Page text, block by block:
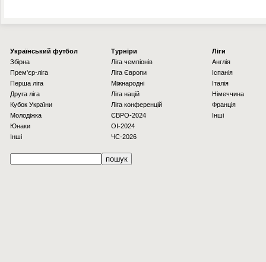
Українcький футбол
Збірна
Прем'єр-ліга
Перша ліга
Друга ліга
Кубок України
Молодіжка
Юнаки
Інші
Турніри
Ліга чемпіонів
Ліга Європи
Міжнародні
Ліга націй
Ліга конференцій
ЄВРО-2024
OI-2024
ЧС-2026
Ліги
Англія
Іспанія
Італія
Німеччина
Франція
Інші